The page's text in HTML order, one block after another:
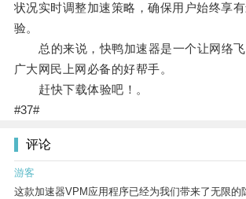
状况实时调整加速策略，确保用户始终享
验。
总的来说，快鸭加速器是一个让网络飞
广大网民上网必备的好帮手。
赶快下载体验吧！。
#37#
评论
游客
这款加速器VPM应用程序已经为我们带来了无限的